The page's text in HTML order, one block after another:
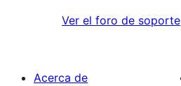
Ver el foro de soporte
Acerca de